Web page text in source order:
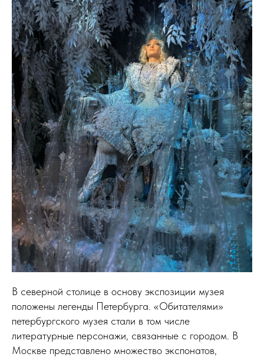
В северной столице в основу экспозиции музея
положены легенды Петербурга. «Обитателями»
петербургского музея стали в том числе
литературные персонажи, связанные с городом. В
Москве представлено множество экспонатов,